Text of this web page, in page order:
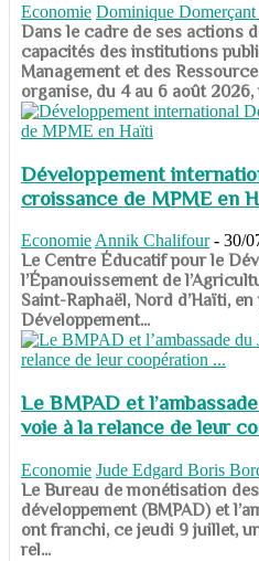
Economie Dominique Domerçant
Dans le cadre de ses actions
capacités des institutions
Management et des
organise, du 4 au 6 août
Développement
croissance de MPME en
Economie Annik Chalifour - 30/
​​​​​​​Le Centre Éducatif pour le
l’Épanouissement de
Saint-Raphaël, Nord d’Haïti,
Développement...
Le BMPAD et
voie à la relance de leur
Economie Jude Edgard Boris
​​​​​​​Le Bureau de monétisation
développement (BMPAD) et
ont franchi, ce jeudi 9 juillet,
rel...